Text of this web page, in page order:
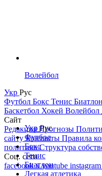
Волейбол
Укр Рус
Футбол Бокс Тенис Биатлон
Баскетбол Хокей Волейбол
Сайт
РедакцияПрогнозы
сайтуКонтакты Правила
политикаСтруктура
Соц. сети
facebookxyoutube instagram
УкрРус
Футбол
Бокс
Тенис
Биатлон
Легкая атлетика